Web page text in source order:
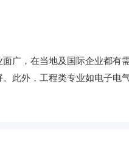
广，在当地及国际企业都
此外，工程类专业如电子